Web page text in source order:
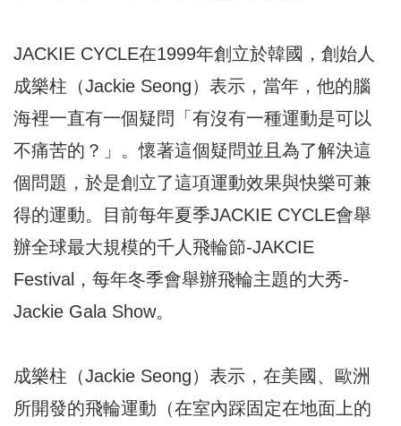
JACKIE CYCLE在1999年創立於韓國，創始人
成樂柱（Jackie Seong）表示，當年，他的腦
海裡一直有一個疑問「有沒有一種運動是可以
不痛苦的？」。懷著這個疑問並且為了解決這
個問題，於是創立了這項運動效果與快樂可兼
得的運動。目前每年夏季JACKIE CYCLE會舉
辦全球最大規模的千人飛輪節-JAKCIE
Festival，每年冬季會舉辦飛輪主題的大秀-
Jackie Gala Show。
成樂柱（Jackie Seong）表示，在美國、歐洲
所開發的飛輪運動（在室內踩固定在地面上的